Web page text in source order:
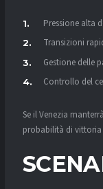
Pressione alta
Transizioni
Gestione delle
Controllo del
Se il Venezia
probabilità di vittoria